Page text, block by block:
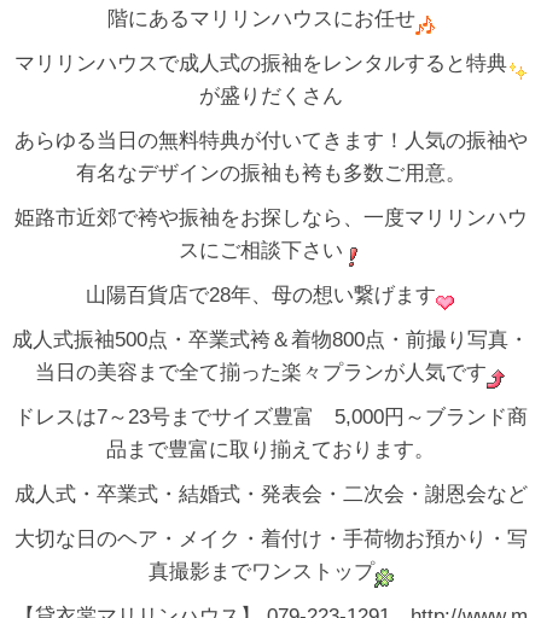
階にあるマリリンハウスにお任せ
マリリンハウスで成人式の振袖をレンタルすると特典
が盛りだくさん
あらゆる当日の無料特典が付いてきます！人気の振袖や
有名なデザインの振袖も袴も多数ご用意。
姫路市近郊で袴や振袖をお探しなら、一度マリリンハウ
スにご相談下さい
山陽百貨店で28年、母の想い繋げます
成人式振袖500点・卒業式袴＆着物800点・前撮り写真・
当日の美容まで全て揃った楽々プランが人気です
ドレスは7～23号までサイズ豊富 5,000円～ブランド商
品まで豊富に取り揃えております。
成人式・卒業式・結婚式・発表会・二次会・謝恩会など
大切な日のヘア・メイク・着付け・手荷物お預かり・写
真撮影までワンストップ